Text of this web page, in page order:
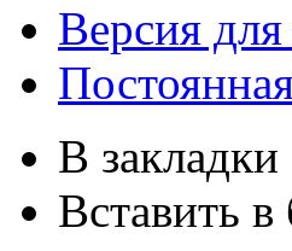
Версия для
В закладки
Вставить в